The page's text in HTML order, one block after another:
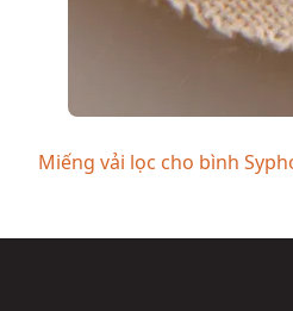
Miếng vải lọc cho bình